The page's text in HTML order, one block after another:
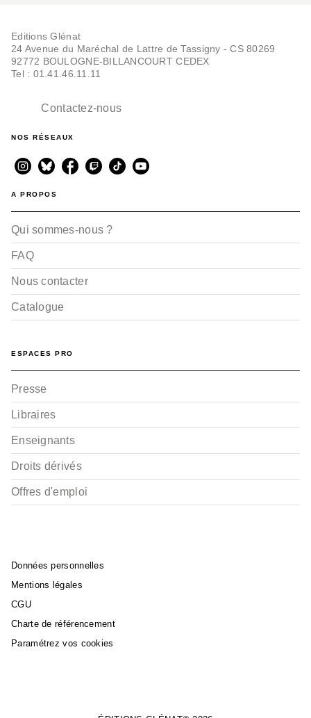
Editions Glénat
24 Avenue du Maréchal de Lattre de Tassigny - CS 80269
92772 BOULOGNE-BILLANCOURT CEDEX
Tel : 01.41.46.11.11
Contactez-nous
NOS RÉSEAUX
A PROPOS
Qui sommes-nous ?
FAQ
Nous contacter
Catalogue
ESPACES PRO
Presse
Libraires
Enseignants
Droits dérivés
Offres d'emploi
Données personnelles
Mentions légales
CGU
Charte de référencement
Paramétrez vos cookies